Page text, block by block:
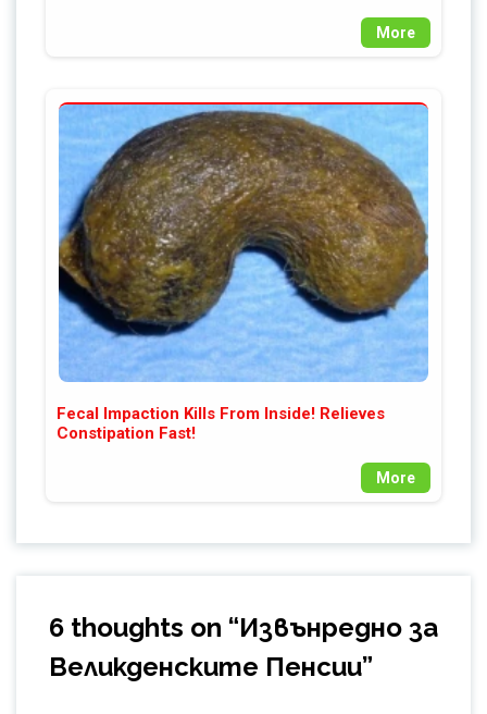
More
Fecal Impaction Kills From Inside! Relieves
Constipation Fast!
More
6 thoughts on “Извънредно за
Великденските Пенсии”